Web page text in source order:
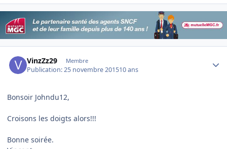
VinzZz29 Membre
Publication:25 novembre 201510 ans
Bonsoir Johndu12,
Croisons les doigts alors!!!
Bonne soirée.